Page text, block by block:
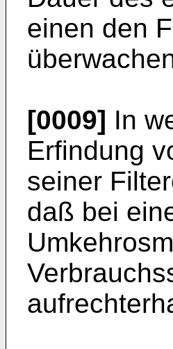
einen den
[0009] In
Erfindung
seiner
daß bei